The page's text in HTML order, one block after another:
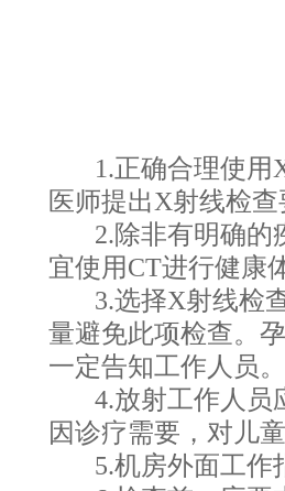
1.正确合理使
医师提出X射线检查
2.除非有明确的
宜使用CT进行健康
3.选择X射线检
量避免此项检查。
一定告知工作人员。
4.放射工作人员
因诊疗需要，对儿
5.机房外面工作